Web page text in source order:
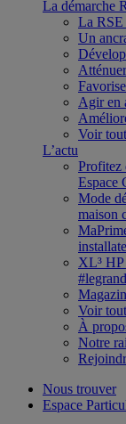
La démarche
La RSE
Un
Agir en
Voir tout
L’actu
Profitez
Espace
Mode
maison
XL³ HP
Voir tout
À
Notre
Nous trouver
Espace